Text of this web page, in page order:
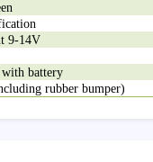
9-14V
battery
rubber bumper)